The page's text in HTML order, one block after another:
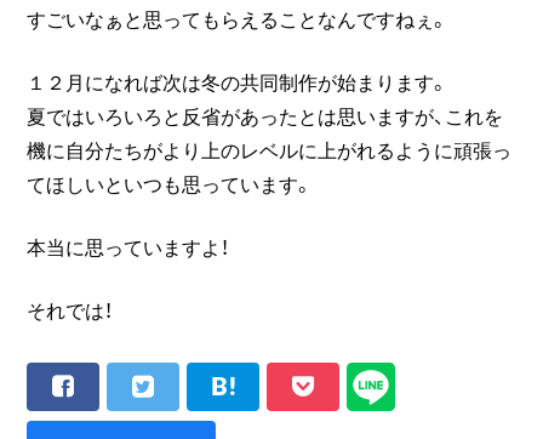
すごいなぁと思ってもらえることなんですねぇ。
１２月になれば次は冬の共同制作が始まります。
夏ではいろいろと反省があったとは思いますが、これを
機に自分たちがより上のレベルに上がれるように頑張っ
てほしいといつも思っています。
本当に思っていますよ！
それでは！